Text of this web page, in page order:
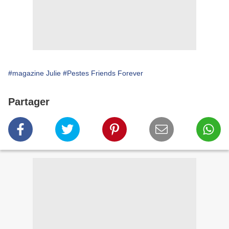
#magazine Julie #Pestes Friends Forever
Partager